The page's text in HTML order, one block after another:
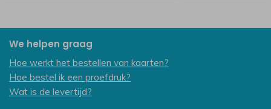
We helpen graag
Hoe werkt het bestellen van kaarten?
Hoe bestel ik een proefdruk?
Wat is de levertijd?